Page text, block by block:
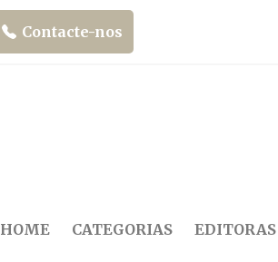
Contacte-nos
HOME CATEGORIAS EDITORAS